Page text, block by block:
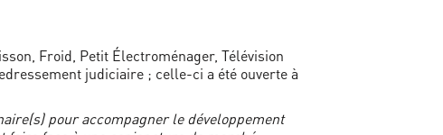
Froid, Petit Électroménager, Télévision
judiciaire ; celle-ci a été ouverte à
pour accompagner le développement